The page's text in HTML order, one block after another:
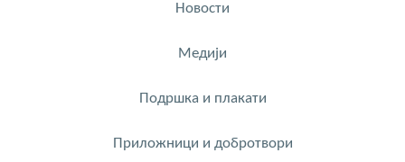
Новости
Медији
Подршка и плакати
Приложници и добротвори